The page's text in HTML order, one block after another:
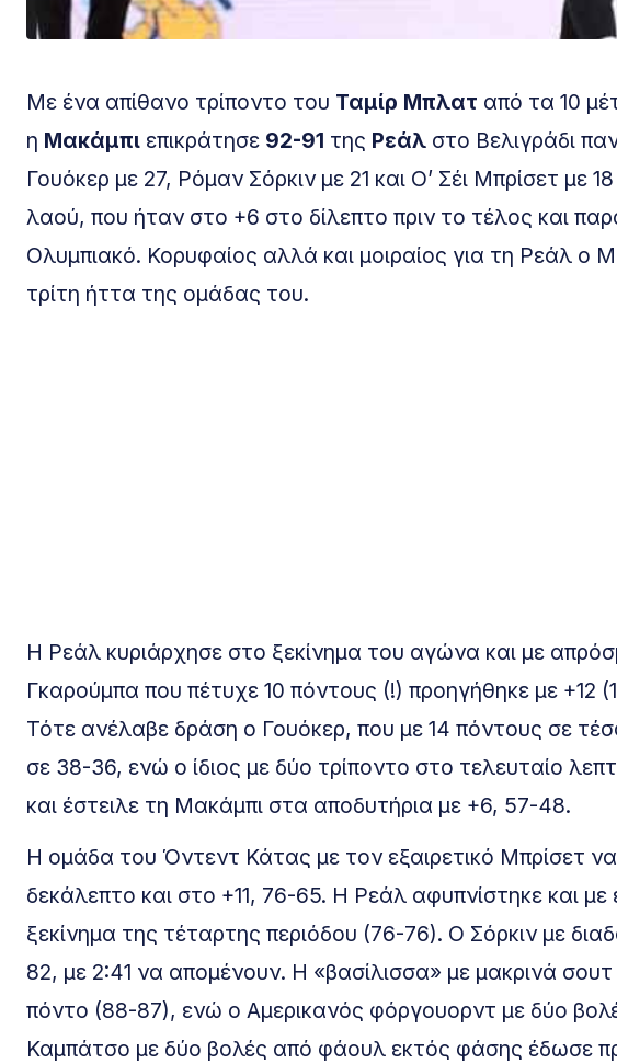
Με ένα απίθανο τρίποντο του Ταμίρ Μπλατ από τα 10
η Μακάμπι επικράτησε 92-91 της Ρεάλ στο Βελιγράδι
Γουόκερ με 27, Ρόμαν Σόρκιν με 21 και Ο’ Σέι Μπρίσετ με
λαού, που ήταν στο +6 στο δίλεπτο πριν το τέλος και
Ολυμπιακό. Κορυφαίος αλλά και μοιραίος για τη Ρεάλ ο
τρίτη ήττα της ομάδας του.
Η Ρεάλ κυριάρχησε στο ξεκίνημα του αγώνα και με
Γκαρούμπα που πέτυχε 10 πόντους (!) προηγήθηκε με +12
Τότε ανέλαβε δράση ο Γουόκερ, που με 14 πόντους σε
σε 38-36, ενώ ο ίδιος με δύο τρίποντο στο τελευταίο
και έστειλε τη Μακάμπι στα αποδυτήρια με +6, 57-48.
Η ομάδα του Όντεντ Κάτας με τον εξαιρετικό Μπρίσετ
δεκάλεπτο και στο +11, 76-65. Η Ρεάλ αφυπνίστηκε και
ξεκίνημα της τέταρτης περιόδου (76-76). Ο Σόρκιν με
82, με 2:41 να απομένουν. Η «βασίλισσα» με μακρινά
πόντο (88-87), ενώ ο Αμερικανός φόργουορντ με δύο
Καμπάτσο με δύο βολές από φάουλ εκτός φάσης έδωσε